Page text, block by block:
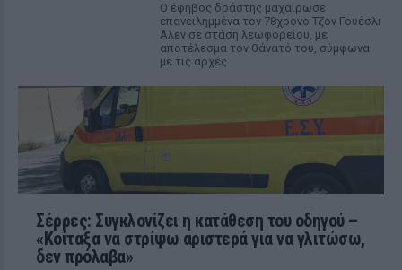
Ο έφηβος δράστης μαχαίρωσε
επανειλημμένα τον 78χρονο Τζον Γουέσλι
Αλεν σε στάση λεωφορείου, με
αποτέλεσμα τον θάνατό του, σύμφωνα
με τις αρχές
Σέρρες: Συγκλονίζει η κατάθεση του οδηγού –
«Κοίταξα να στρίψω αριστερά για να γλιτώσω,
δεν πρόλαβα»